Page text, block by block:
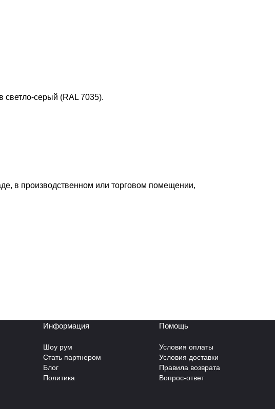
серый (RAL 7035).
в производственном или торговом помещении,
Информация
Шоу рум
Стать партнером
Блог
Политика
Помощь
Условия оплаты
Условия доставки
Правила возврата
Вопрос-ответ